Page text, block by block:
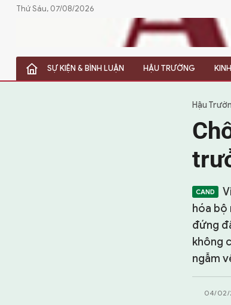
Thứ Sáu, 07/08/2026
SỰ KIỆN & BÌNH LUẬN HẬU TRƯỜNG
SỰ KIỆN & BÌNH LUẬN
Hậu
hóa bộ
đứng
không
ngẫm
04/02/